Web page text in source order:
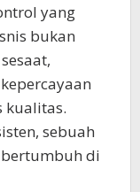
yang
bukan
kualitas.
sebuah
di